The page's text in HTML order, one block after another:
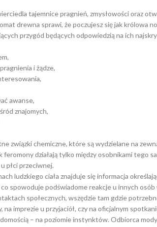
tajemnice pragnień, zmysłowości oraz
drewna sprawi, że poczujesz się jak królowa
przygód będących odpowiedzią na ich
i żądze,
awanse,
znajomych,
związki chemiczne, które są wydzielane na
działają tylko między osobnikami tego
płci przeciwnej.
ludzkiego ciała znajduje się informacja
spowoduje podświadome reakcje u innych
społecznych, wszędzie tam gdzie
imprezie u przyjaciół, czy na oficjalnym
– na poziomie instynktów. Odbiorca